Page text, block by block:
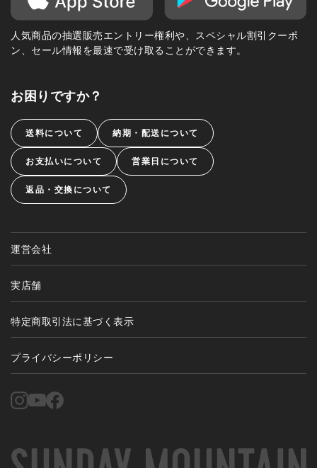
人気商品の抽選販売エントリー権利や、スペシャル割引クーポ
ン、セール情報を最速で受け取ることができます。
お困りですか？
送料について 納期・配送について
お支払いについて 営業日について
返品・交換について
運営会社
実店舗
特定商取引法に基づく表示
プライバシーポリシー